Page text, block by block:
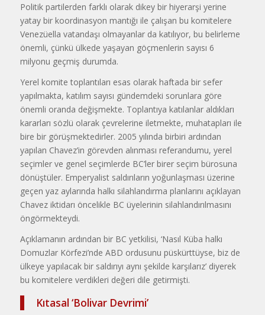
Poli­tik partilerden farklı olarak dikey bir hiyerarşi yerine
yatay bir koordinas­yon mantığı ile çalışan bu komitelere
Venezüella vatandaşı olmayanlar da katılıyor, bu belirleme
önemli, çünkü ülkede yaşayan göçmenlerin sayısı 6
milyonu geçmiş durumda.
Yerel komite toplantıları esas ola­rak haftada bir sefer
yapılmakta, katı­lım sayısı gündemdeki sorunlara göre
önemli oranda değişmekte. Toplantı­ya katılanlar aldıkları
kararları sözlü olarak çevrelerine iletmekte, muhatapları ile
bire bir görüşmektedirler. 2005 yılında birbiri ardından
yapılan Chavez’in görevden alınması referan­dumu, yerel
seçimler ve genel seçim­lerde BC’ler birer seçim bürosuna
dö­nüştüler. Emperyalist saldırıların yo­ğunlaşması üzerine
geçen yaz ayla­rında halkı silahlan­dırma planlarını açıklayan
Chavez ikti­darı öncelikle BC ü­yelerinin silahlandı­rılmasını
öngörmek­teydi.
Açıklamanın ar­dından bir BC yetki­lisi, ‘Nasıl Küba hal­kı
Domuzlar Körfezi’nde ABD ordusu­nu püskürttüyse, biz de
ülkeye yapılacak bir saldırıyı aynı şe­kilde karşılarız’ diye­rek
bu komitelere verdikleri değeri dile getirmişti.
Kıtasal ‘Bolivar Devrimi’